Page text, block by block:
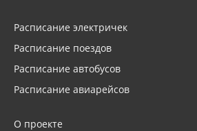
Расписание электричек
Расписание поездов
Расписание автобусов
Расписание авиарейсов
О проекте